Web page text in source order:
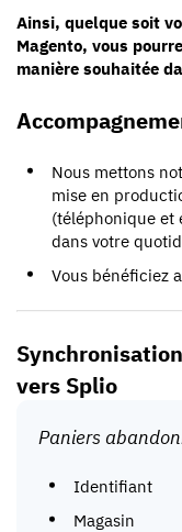
Ainsi, quelque soit
Magento, vous
manière souhaitée
Nous mettons
mise en
(téléphonique et
dans votre
Vous bénéficiez
vers Splio
Paniers
Identifiant
Magasin